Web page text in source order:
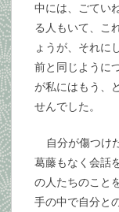
中には、ごてい
る人もいて、こ
ょうが、それに
前と同じように
が私にはもう、
せんでした。
自分が傷つけ
葛藤もなく会話
の人たちのこと
手の中で自分と